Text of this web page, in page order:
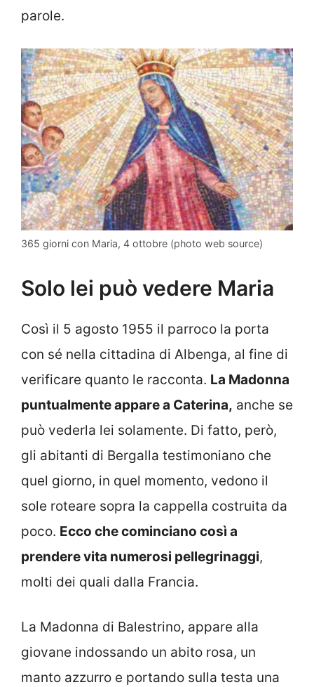
parole.
365 giorni con Maria, 4 ottobre (photo web source)
Solo lei può vedere Maria
Così il 5 agosto 1955 il parroco la porta
con sé nella cittadina di Albenga, al fine di
verificare quanto le racconta. La Madonna
puntualmente appare a Caterina, anche se
può vederla lei solamente. Di fatto, però,
gli abitanti di Bergalla testimoniano che
quel giorno, in quel momento, vedono il
sole roteare sopra la cappella costruita da
poco. Ecco che cominciano così a
prendere vita numerosi pellegrinaggi,
molti dei quali dalla Francia.
La Madonna di Balestrino, appare alla
giovane indossando un abito rosa, un
manto azzurro e portando sulla testa una